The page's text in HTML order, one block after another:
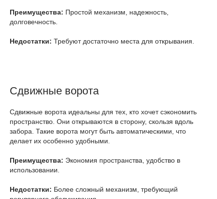
Преимущества: Простой механизм, надежность,
долговечность.
Недостатки: Требуют достаточно места для открывания.
Сдвижные ворота
Сдвижные ворота идеальны для тех, кто хочет сэкономить
пространство. Они открываются в сторону, скользя вдоль
забора. Такие ворота могут быть автоматическими, что
делает их особенно удобными.
Преимущества: Экономия пространства, удобство в
использовании.
Недостатки: Более сложный механизм, требующий